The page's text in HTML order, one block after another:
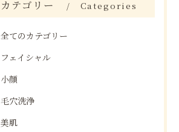
カテゴリー Categories
全てのカテゴリー
フェイシャル
小顔
毛穴洗浄
美肌